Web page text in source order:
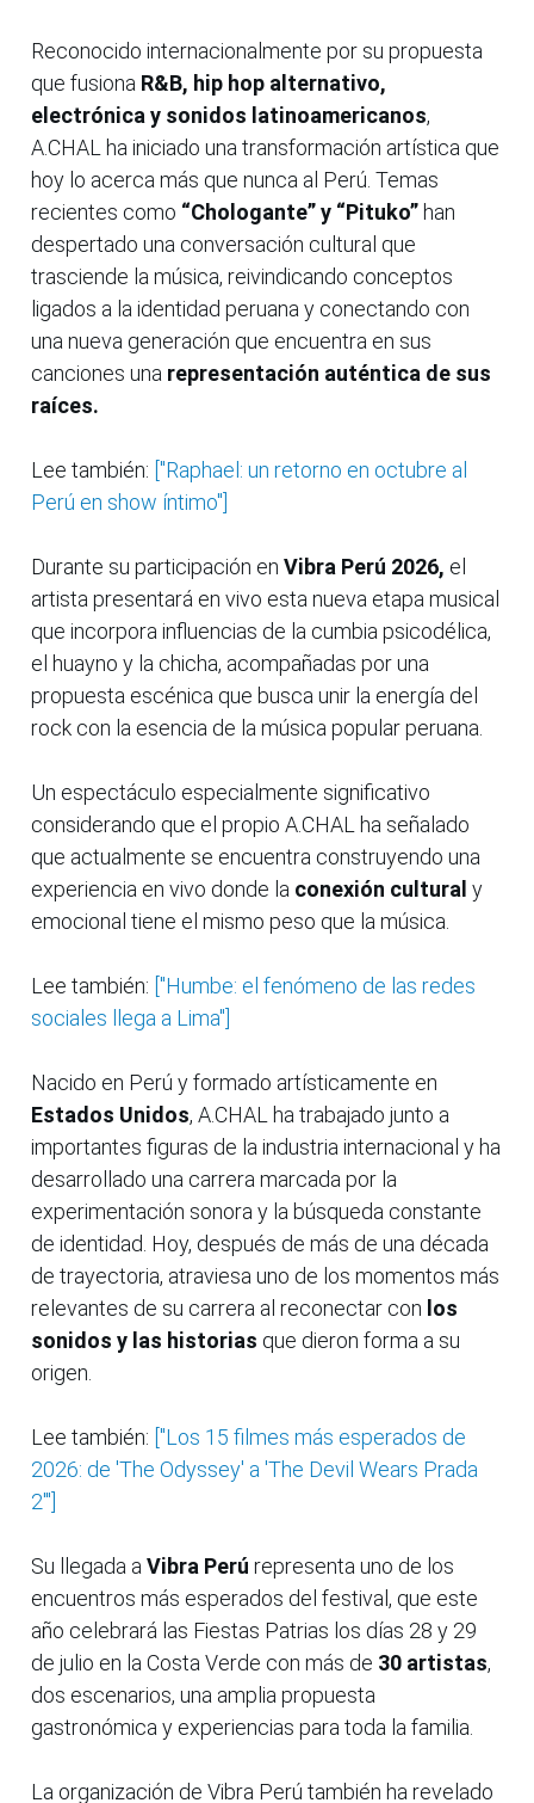
Reconocido internacionalmente por su propuesta
que fusiona R&B, hip hop alternativo,
electrónica y sonidos latinoamericanos,
A.CHAL ha iniciado una transformación artística que
hoy lo acerca más que nunca al Perú. Temas
recientes como “Chologante” y “Pituko” han
despertado una conversación cultural que
trasciende la música, reivindicando conceptos
ligados a la identidad peruana y conectando con
una nueva generación que encuentra en sus
canciones una representación auténtica de sus
raíces.
Lee también: ["Raphael: un retorno en octubre al
Perú en show íntimo"]
Durante su participación en Vibra Perú 2026, el
artista presentará en vivo esta nueva etapa musical
que incorpora influencias de la cumbia psicodélica,
el huayno y la chicha, acompañadas por una
propuesta escénica que busca unir la energía del
rock con la esencia de la música popular peruana.
Un espectáculo especialmente significativo
considerando que el propio A.CHAL ha señalado
que actualmente se encuentra construyendo una
experiencia en vivo donde la conexión cultural y
emocional tiene el mismo peso que la música.
Lee también: ["Humbe: el fenómeno de las redes
sociales llega a Lima"]
Nacido en Perú y formado artísticamente en
Estados Unidos, A.CHAL ha trabajado junto a
importantes figuras de la industria internacional y ha
desarrollado una carrera marcada por la
experimentación sonora y la búsqueda constante
de identidad. Hoy, después de más de una década
de trayectoria, atraviesa uno de los momentos más
relevantes de su carrera al reconectar con los
sonidos y las historias que dieron forma a su
origen.
Lee también: ["Los 15 filmes más esperados de
2026: de 'The Odyssey' a 'The Devil Wears Prada
2'"]
Su llegada a Vibra Perú representa uno de los
encuentros más esperados del festival, que este
año celebrará las Fiestas Patrias los días 28 y 29
de julio en la Costa Verde con más de 30 artistas,
dos escenarios, una amplia propuesta
gastronómica y experiencias para toda la familia.
La organización de Vibra Perú también ha revelado